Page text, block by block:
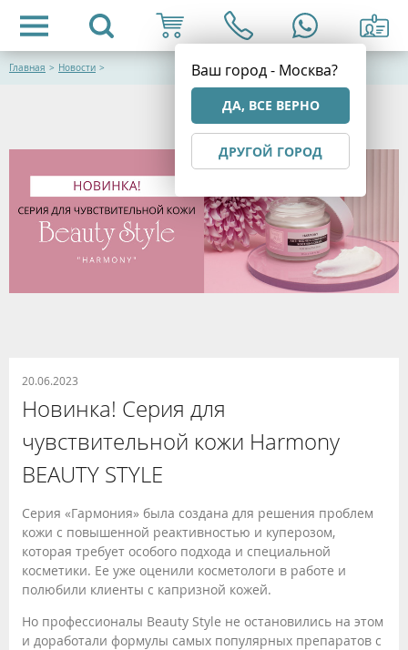
Ваш город - Москва?
ДА, ВСЕ ВЕРНО
ДРУГОЙ ГОРОД
Главная > Новости >
20.06.2023
Новинка! Серия для
чувствительной кожи Harmony
BEAUTY STYLE
Серия «Гармония» была создана для решения проблем
кожи с повышенной реактивностью и куперозом,
которая требует особого подхода и специальной
косметики. Ее уже оценили косметологи в работе и
полюбили клиенты с капризной кожей.
Но профессионалы Beauty Style не остановились на этом
и доработали формулы самых популярных препаратов с